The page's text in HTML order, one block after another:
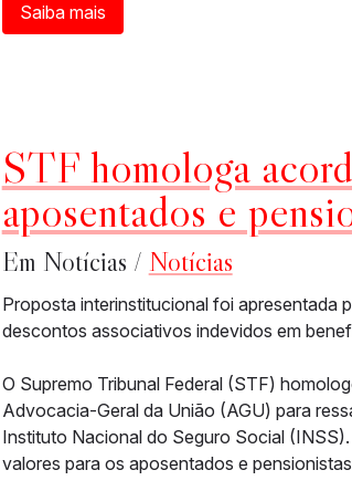
Saiba mais
STF homologa
aposentados e
Em Notícias / Notícias
Proposta interinstitucional foi apresentada
descontos associativos indevidos em
O Supremo Tribunal Federal (STF)
Advocacia-Geral da União (AGU) para
Instituto Nacional do Seguro Social
valores para os aposentados e